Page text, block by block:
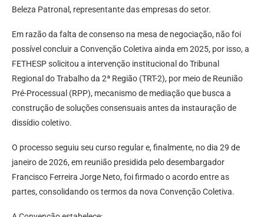
Beleza Patronal, representante das empresas do setor.
Em razão da falta de consenso na mesa de negociação, não foi
possível concluir a Convenção Coletiva ainda em 2025, por isso, a
FETHESP solicitou a intervenção institucional do Tribunal
Regional do Trabalho da 2ª Região (TRT-2), por meio de Reunião
Pré-Processual (RPP), mecanismo de mediação que busca a
construção de soluções consensuais antes da instauração de
dissídio coletivo.
O processo seguiu seu curso regular e, finalmente, no dia 29 de
janeiro de 2026, em reunião presidida pelo desembargador
Francisco Ferreira Jorge Neto, foi firmado o acordo entre as
partes, consolidando os termos da nova Convenção Coletiva.